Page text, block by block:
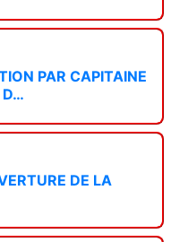
PAR CAPITAINE
D…
DE LA